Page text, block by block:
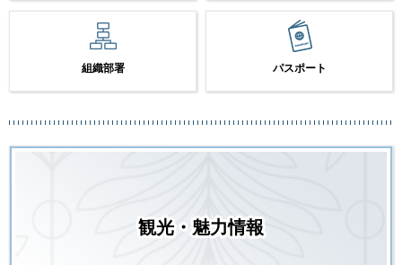
組織部署 パスポート
観光・魅力情報